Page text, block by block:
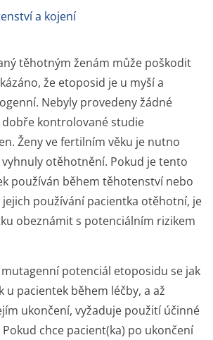
a kojení
těhotným ženám může poškodit
že etoposid je u myší a
Nebyly provedeny žádné
kontrolované studie
Ženy ve fertilním věku je nutno
otěhotnění. Pokud je tento
používán během těhotenství nebo
používání pacientka otěhotní, je
obeznámit s potenciálním rizikem
potenciál etoposidu se jak
u pacientek během léčby, a až
ukončení, vyžaduje použití účinné
chce pacient(ka) po ukončení